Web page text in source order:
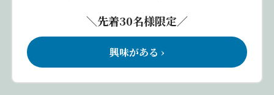
＼先着30名様限定／
興味がある ›